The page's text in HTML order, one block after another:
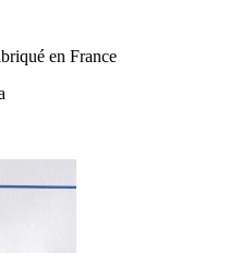
en France